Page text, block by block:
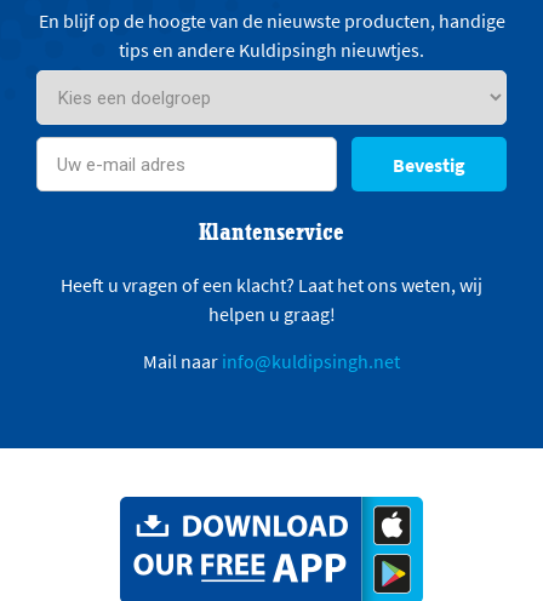
En blijf op de hoogte van de nieuwste producten, handige
tips en andere Kuldipsingh nieuwtjes.
Bevestig
Klantenservice
Heeft u vragen of een klacht? Laat het ons weten, wij
helpen u graag!
Mail naar info@kuldipsingh.net